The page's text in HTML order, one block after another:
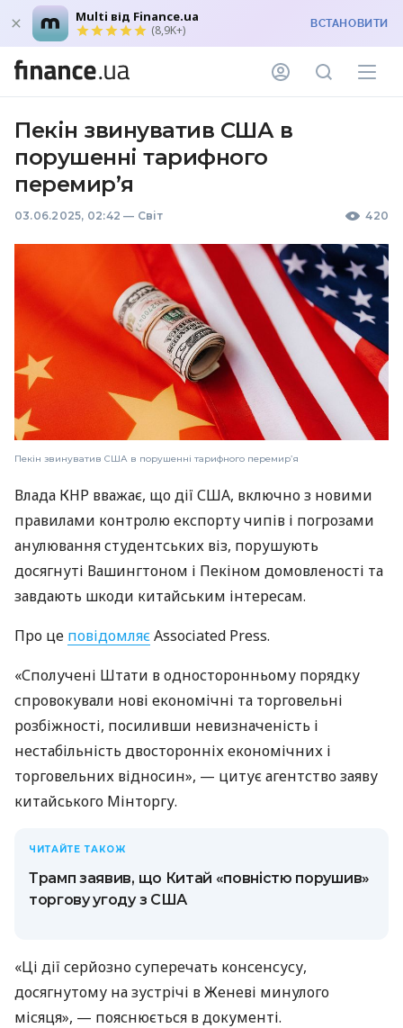
Multi від Finance.ua
(8,9K+) ВСТАНОВИТИ
Пекін звинуватив США в
порушенні тарифного
перемир’я
03.06.2025, 02:42 — Світ 420
Пекін звинуватив США в порушенні тарифного перемир’я
Влада КНР вважає, що дії США, включно з новими
правилами контролю експорту чипів і погрозами
анулювання студентських віз, порушують
досягнуті Вашингтоном і Пекіном домовленості та
завдають шкоди китайським інтересам.
Про це повідомляєAssociated Press.
«Сполучені Штати в односторонньому порядку
спровокували нові економічні та торговельні
розбіжності, посиливши невизначеність і
нестабільність двосторонніх економічних і
торговельних відносин», — цитує агентство заяву
китайського Мінторгу.
ЧИТАЙТЕ ТАКОЖ
Трамп заявив, що Китай «повністю порушив»
торгову угоду з США
«Ці дії серйозно суперечать консенсусу,
досягнутому на зустрічі в Женеві минулого
місяця», — пояснюється в документі.